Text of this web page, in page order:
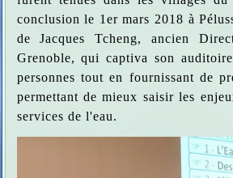
conclusion le 1er mars 2018 à
de Jacques Tcheng, ancien
Grenoble, qui captiva son
personnes tout en fournissant de
permettant de mieux saisir les
services de l'eau.